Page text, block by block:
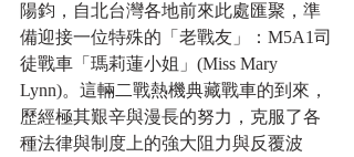
陽鈞，自北台灣各地前來此處匯聚，準
備迎接一位特殊的「老戰友」：M5A1司
徒戰車「瑪莉蓮小姐」(Miss Mary
Lynn)。這輛二戰熱機典藏戰車的到來，
歷經極其艱辛與漫長的努力，克服了各
種法律與制度上的強大阻力與反覆波